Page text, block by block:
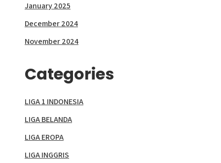
January 2025
December 2024
November 2024
Categories
LIGA 1 INDONESIA
LIGA BELANDA
LIGA EROPA
LIGA INGGRIS